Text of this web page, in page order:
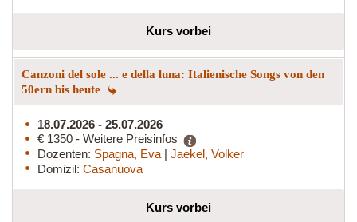
Kurs vorbei
Canzoni del sole ... e della luna: Italienische Songs von den
50ern bis heute
18.07.2026 - 25.07.2026
€ 1350 - Weitere Preisinfos
Dozenten: Spagna, Eva | Jaekel, Volker
Domizil: Casanuova
Kurs vorbei